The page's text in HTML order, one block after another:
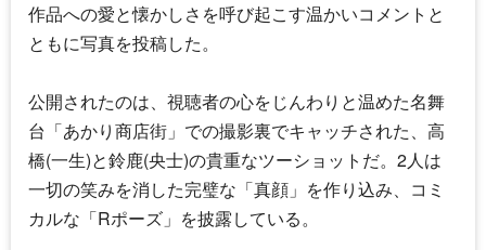
作品への愛と懐かしさを呼び起こす温かいコメントと
ともに写真を投稿した。
公開されたのは、視聴者の心をじんわりと温めた名舞
台「あかり商店街」での撮影裏でキャッチされた、高
橋(一生)と鈴鹿(央士)の貴重なツーショットだ。2人は
一切の笑みを消した完璧な「真顔」を作り込み、コミ
カルな「Rポーズ」を披露している。